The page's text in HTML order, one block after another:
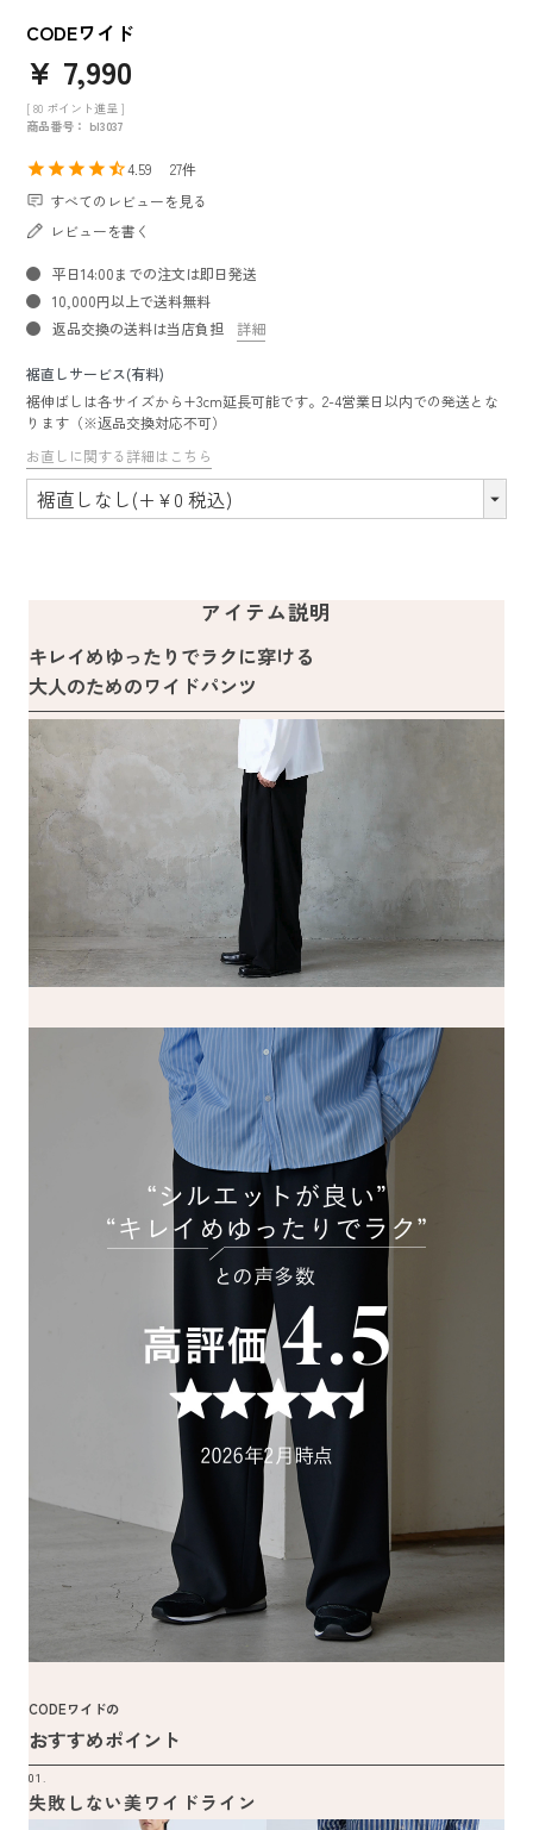
CODEワイド
¥ 7,990
[ 80 ポイント進呈 ]
商品番号
bl3037
4.59
27
すべてのレビューを見る
レビューを書く
平日14:00までの注文は即日発送
10,000円以上で送料無料
返品交換の送料は当店負担
詳細
裾直しサービス(有料)
裾伸ばしは各サイズから+3cm延長可能です。2-4営業日以内での発送とな
ります（※返品交換対応不可）
お直しに関する詳細はこちら
アイテム説明
キレイめゆったりでラクに穿ける
大人のためのワイドパンツ
CODEワイドの
おすすめポイント
01.
失敗しない美ワイドライン